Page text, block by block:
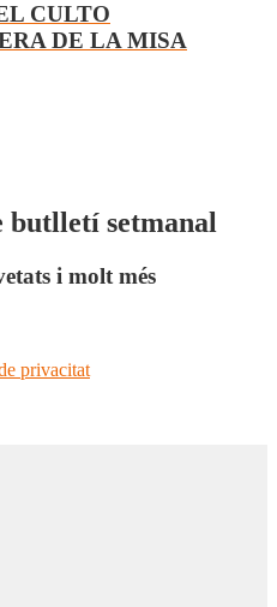
CULTO
DE LA MISA
butlletí setmanal
i molt més
privacitat